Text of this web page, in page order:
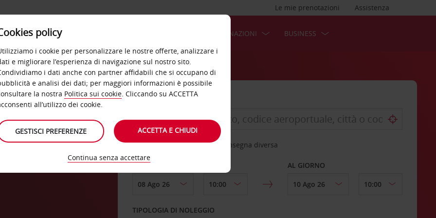
Assistenza
Le mie prenotazioni
OFFERTE DESTINAZIONI BUSINESS
Scegli una località di riconsegna diversa
DAL GIORNO AL GIORNO
TIPOLOGIA DI NOLEGGIO
policy
i cookie per personalizzare le nostre offerte, analizzare i
e migliorare l’esperienza di navigazione sul nostro sito.
i dati anche con partner affidabili che si occupano di
e analisi dei dati; per maggiori informazioni è possibile
la nostra Politica sui cookie. Cliccando su ACCETTA
all’utilizzo dei cookie.
GESTISCI PREFERENZE ACCETTA E CHIUDI
Continua senza accettare